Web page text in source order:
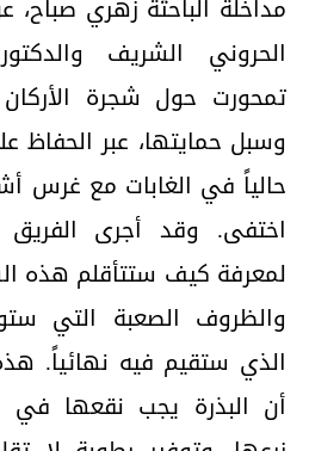
مداخلة الباحثة زهري
الحروني الشريف
تمحورت حول شجرة الأركان
وسبل حمايتها، عبر الحفاظ
حالياً في الغابات مع غرس
اختفى. وقد أجرى
لمعرفة كيف ستتأقلم هذه
والظروف الصعبة التي
الذي ستقيم فيه نهائياً.